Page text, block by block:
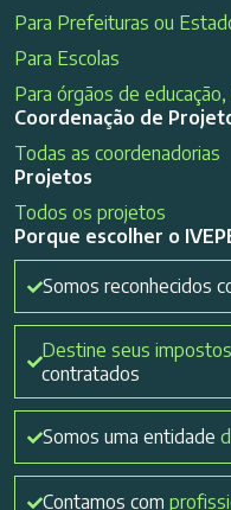
Para Prefeituras ou
Para Escolas
Para órgãos de educação,
Coordenação de
Todas as coordenadorias
Projetos
Todos os projetos
Porque escolher o
Somos reconhecidos
Destine seus impostos
contratados
Somos uma entidade
Contamos com